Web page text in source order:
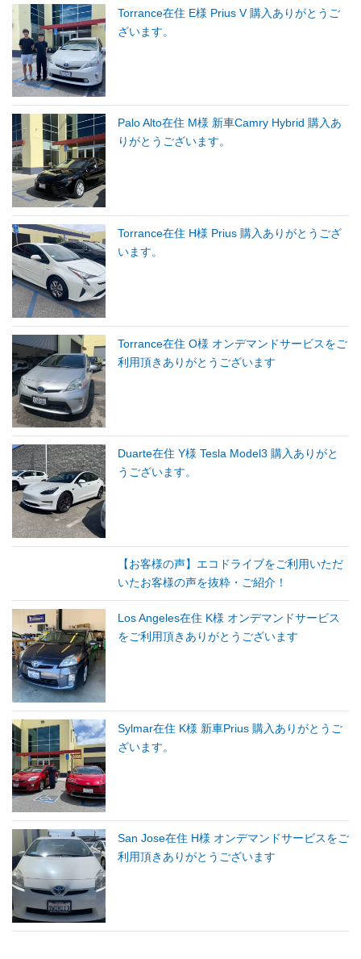
Torrance在住 E様 Prius V 購入ありがとうご
ざいます。
Palo Alto在住 M様 新車Camry Hybrid 購入あ
りがとうございます。
Torrance在住 H様 Prius 購入ありがとうござ
います。
Torrance在住 O様 オンデマンドサービスをご
利用頂きありがとうございます
Duarte在住 Y様 Tesla Model3 購入ありがと
うございます。
【お客様の声】エコドライブをご利用いただ
いたお客様の声を抜粋・ご紹介！
Los Angeles在住 K様 オンデマンドサービス
をご利用頂きありがとうございます
Sylmar在住 K様 新車Prius 購入ありがとうご
ざいます。
San Jose在住 H様 オンデマンドサービスをご
利用頂きありがとうございます